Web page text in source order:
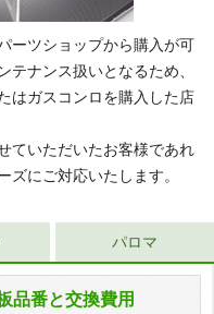
ーツショップから購入が可
テナンス扱いとなるため、
はガスコンロを購入した店
ていただいたお客様であれ
ズにご対応いたします。
品番と交換費用
パロマ